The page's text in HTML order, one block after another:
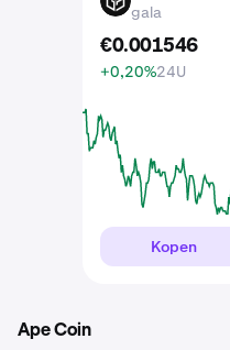
gala
€0.001546
+0,20%24U
Kopen
Ape Coin